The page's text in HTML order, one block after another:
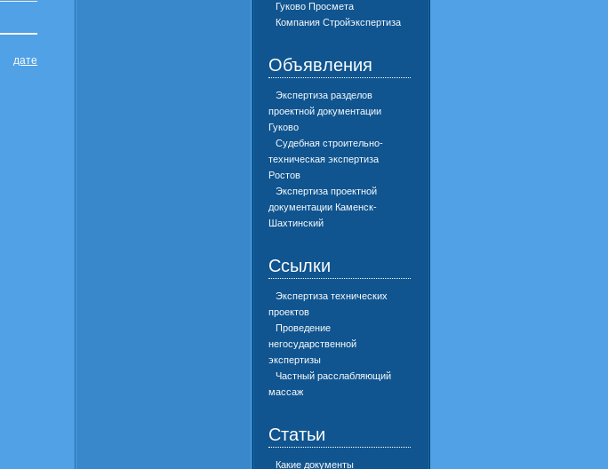
дате
Гуково Просмета
Компания Стройэкспертиза
Объявления
Экспертиза разделов
проектной документации
Гуково
Судебная строительно-
техническая экспертиза
Ростов
Экспертиза проектной
документации Каменск-
Шахтинский
Ссылки
Экспертиза технических
проектов
Проведение
негосударственной
экспертизы
Частный расслабляющий
массаж
Статьи
Какие документы